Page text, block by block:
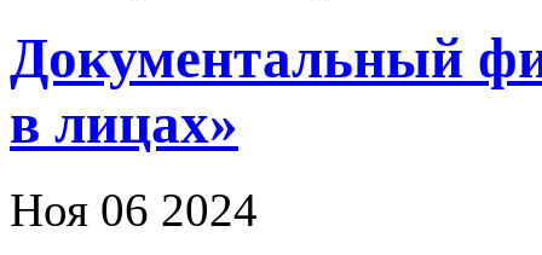
Документальный
в лицах»
Ноя 06 2024